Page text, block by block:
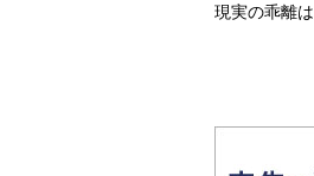
現実の乖離